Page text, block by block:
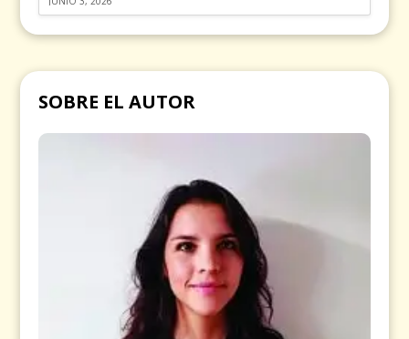
SOBRE EL AUTOR